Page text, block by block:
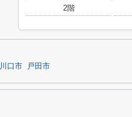
2階
川口市 戸田市